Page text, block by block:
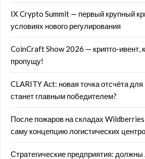
IX Crypto Summit — первый крупный
условиях нового регулирования
CoinCraft Show 2026 — крипто-ивент,
пропущу!
CLARITY Act: новая точка отсчёта
станет главным победителем?
После пожаров на складах
саму концепцию логистических
Стратегические предприятия: